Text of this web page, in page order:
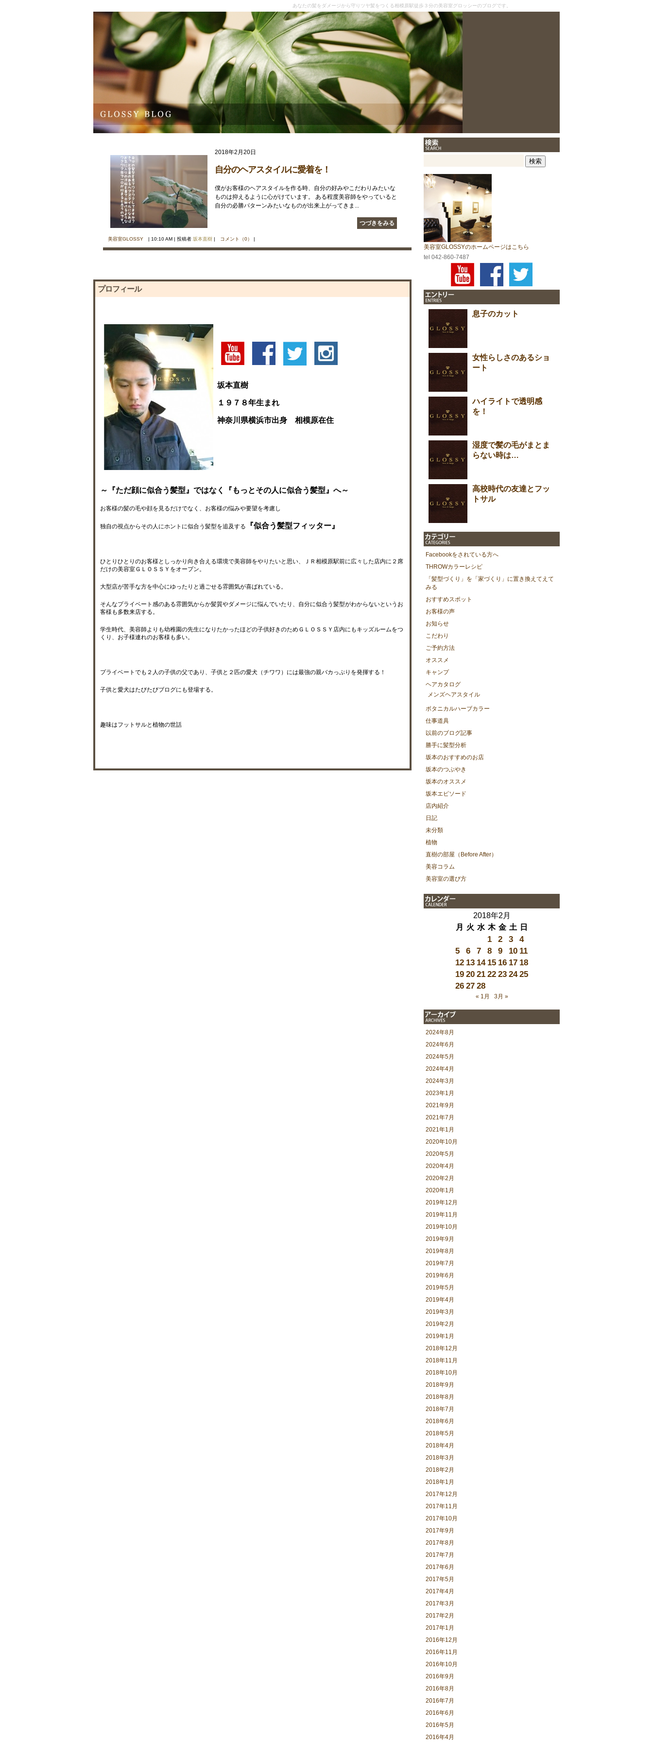
あなたの髪をダメージから守りツヤ髪をつくる相模原駅徒歩３分の美容室グロッシーのブログです。
2018年2月20日
自分のヘアスタイルに愛着を！
僕がお客様のヘアスタイルを作る時、自分の好みやこだわりみたいな
ものは抑えるように心がけています。 ある程度美容師をやっていると
自分の必勝パターンみたいなものが出来上がってきま...
つづきをみる
美容室GLOSSY | 10:10 AM | 投稿者 坂本直樹 | コメント（0） |
プロフィール
坂本直樹
１９７８年生まれ
神奈川県横浜市出身 相模原在住
～『ただ顔に似合う髪型』ではなく『もっとその人に似合う髪型』へ～
お客様の髪の毛や顔を見るだけでなく、お客様の悩みや要望を考慮し
独自の視点からその人にホントに似合う髪型を追及する 『似合う髪型フィッター』
ひとりひとりのお客様としっかり向き合える環境で美容師をやりたいと思い、ＪＲ相模原駅前に広々した店内に２席
だけの美容室ＧＬＯＳＳＹをオープン。
大型店が苦手な方を中心にゆったりと過ごせる雰囲気が喜ばれている。
そんなプライベート感のある雰囲気からか髪質やダメージに悩んでいたり、自分に似合う髪型がわからないというお
客様も多数来店する。
学生時代、美容師よりも幼稚園の先生になりたかったほどの子供好きのためＧＬＯＳＳＹ店内にもキッズルームをつ
くり、お子様連れのお客様も多い。
プライベートでも２人の子供の父であり、子供と２匹の愛犬（チワワ）には最強の親バカっぷりを発揮する！
子供と愛犬はたびたびブログにも登場する。
趣味はフットサルと植物の世話
美容室GLOSSYのホームページはこちら
tel 042-860-7487
息子のカット
女性らしさのあるショ
ート
ハイライトで透明感
を！
湿度で髪の毛がまとま
らない時は…
高校時代の友達とフッ
トサル
Facebookをされている方へ
THROWカラーレシピ
「髪型づくり」を「家づくり」に置き換えてえて
みる
おすすめスポット
お客様の声
お知らせ
こだわり
ご予約方法
オススメ
キャンプ
ヘアカタログ
メンズヘアスタイル
ボタニカルハーブカラー
仕事道具
以前のブログ記事
勝手に髪型分析
坂本のおすすめのお店
坂本のつぶやき
坂本のオススメ
坂本エピソード
店内紹介
日記
未分類
植物
直樹の部屋（Before After）
美容コラム
美容室の選び方
2018年2月
月
火 水 木 金 土 日
1 2 3
4
5
6 7 8 9 10 11
12 13 14 15 16 17 18
19 20 21 22 23 24 25
26 27 28
« 1月 3月 »
2024年8月
2024年6月
2024年5月
2024年4月
2024年3月
2023年1月
2021年9月
2021年7月
2021年1月
2020年10月
2020年5月
2020年4月
2020年2月
2020年1月
2019年12月
2019年11月
2019年10月
2019年9月
2019年8月
2019年7月
2019年6月
2019年5月
2019年4月
2019年3月
2019年2月
2019年1月
2018年12月
2018年11月
2018年10月
2018年9月
2018年8月
2018年7月
2018年6月
2018年5月
2018年4月
2018年3月
2018年2月
2018年1月
2017年12月
2017年11月
2017年10月
2017年9月
2017年8月
2017年7月
2017年6月
2017年5月
2017年4月
2017年3月
2017年2月
2017年1月
2016年12月
2016年11月
2016年10月
2016年9月
2016年8月
2016年7月
2016年6月
2016年5月
2016年4月